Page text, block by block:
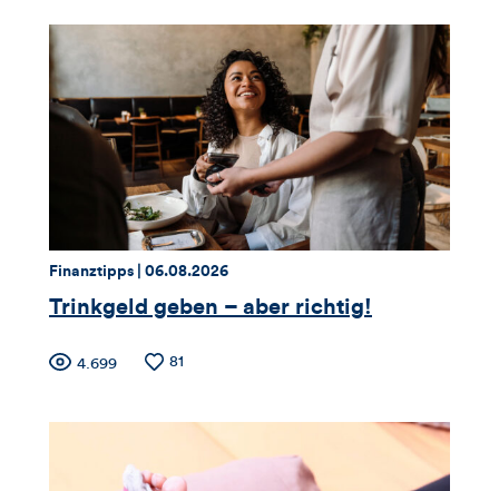
Thema:
Finanztipps | Datum:
06.08.2026
Trinkgeld geben – aber richtig!
Zähler
für
Views,
Anzahl4.699
Anzahl
81